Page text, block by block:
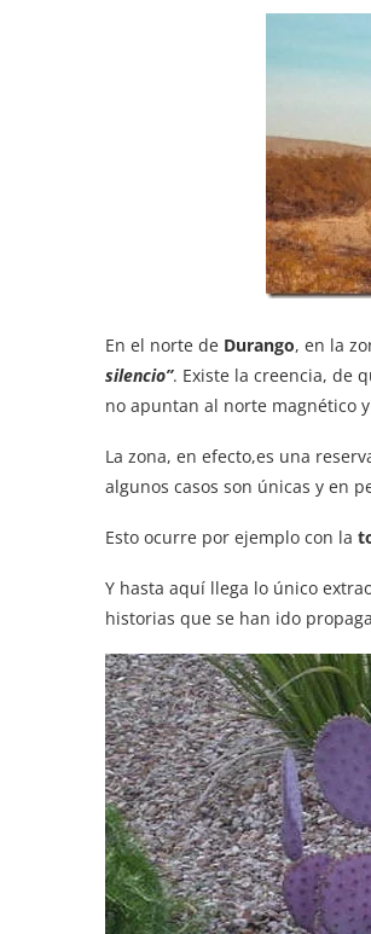
En el norte de Durango, en la
silencio”. Existe la creencia, de
no apuntan al norte magnético
La zona, en efecto,es una
algunos casos son únicas y en
Esto ocurre por ejemplo con la
Y hasta aquí llega lo único
historias que se han ido